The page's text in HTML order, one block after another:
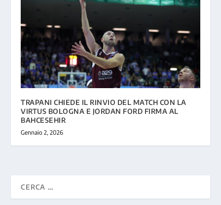
TRAPANI CHIEDE IL RINVIO DEL MATCH CON LA
VIRTUS BOLOGNA E JORDAN FORD FIRMA AL
BAHCESEHIR
Gennaio 2, 2026